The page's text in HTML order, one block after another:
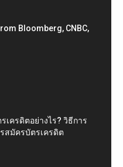
Bloomberg, CNBC,
เครดิตอย่างไร? วิธีการ
สมัครบัตรเครดิต